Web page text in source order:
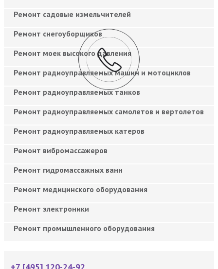
Ремонт садовые измельчителей
Ремонт снегоуборщиков
Ремонт моек высокого давления
Ремонт радиоуправляемых машин и мотоциклов
Ремонт радиоуправляемых танков
Ремонт радиоуправляемых самолетов и вертолетов
Ремонт радиоуправляемых катеров
Ремонт вибромассажеров
Ремонт гидромассажных ванн
Ремонт медицинского оборудования
Ремонт электроники
Ремонт промышленного оборудования